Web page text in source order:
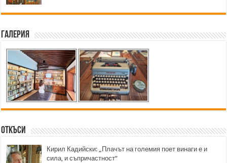
Галерия
Откъси
Кирил Кадийски: „Плачът на големия поет винаги е и
сила, и съпричастност“